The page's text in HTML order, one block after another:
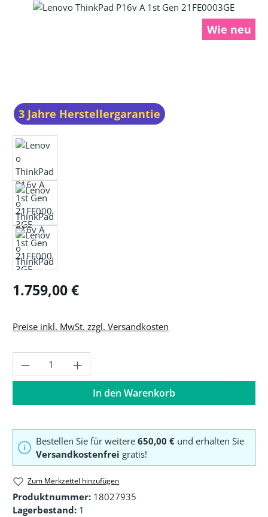
Bildergalerie überspringen
Wie neu
3 Jahre Herstellergarantie
Regulärer Preis:
1.759,00 €
Preise inkl. MwSt. zzgl. Versandkosten
Produkt Anzahl: Gib den gewünschten
In den Warenkorb
Bestellen Sie für weitere 650,00 € und erhalten Sie
Versandkostenfrei gratis!
Zum Merkzettel hinzufügen
Produktnummer: 18027935
Lagerbestand: 1